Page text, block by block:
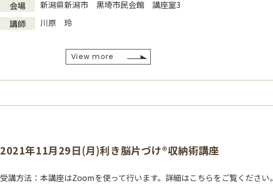
会場
新潟県新潟市 黒埼市民会館 講座室3
講師
川原 玲
View more
2021年11月29日(月)利き脳片づけ®収納術講座
受講方法：本講座はZoomを使って行います。詳細はこちらをご覧ください。